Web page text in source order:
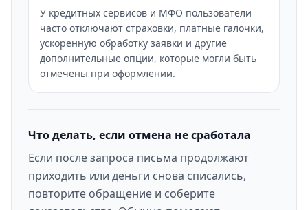
У кредитных сервисов и МФО пользователи
часто отключают страховки, платные галочки,
ускоренную обработку заявки и другие
дополнительные опции, которые могли быть
отмечены при оформлении.
Что делать, если отмена не сработала
Если после запроса письма продолжают
приходить или деньги снова списались,
повторите обращение и соберите